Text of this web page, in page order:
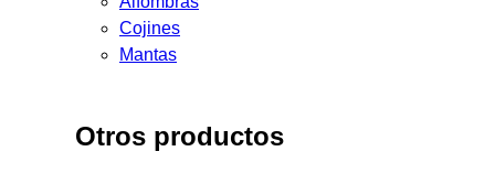
Cojines
Mantas
Otros productos